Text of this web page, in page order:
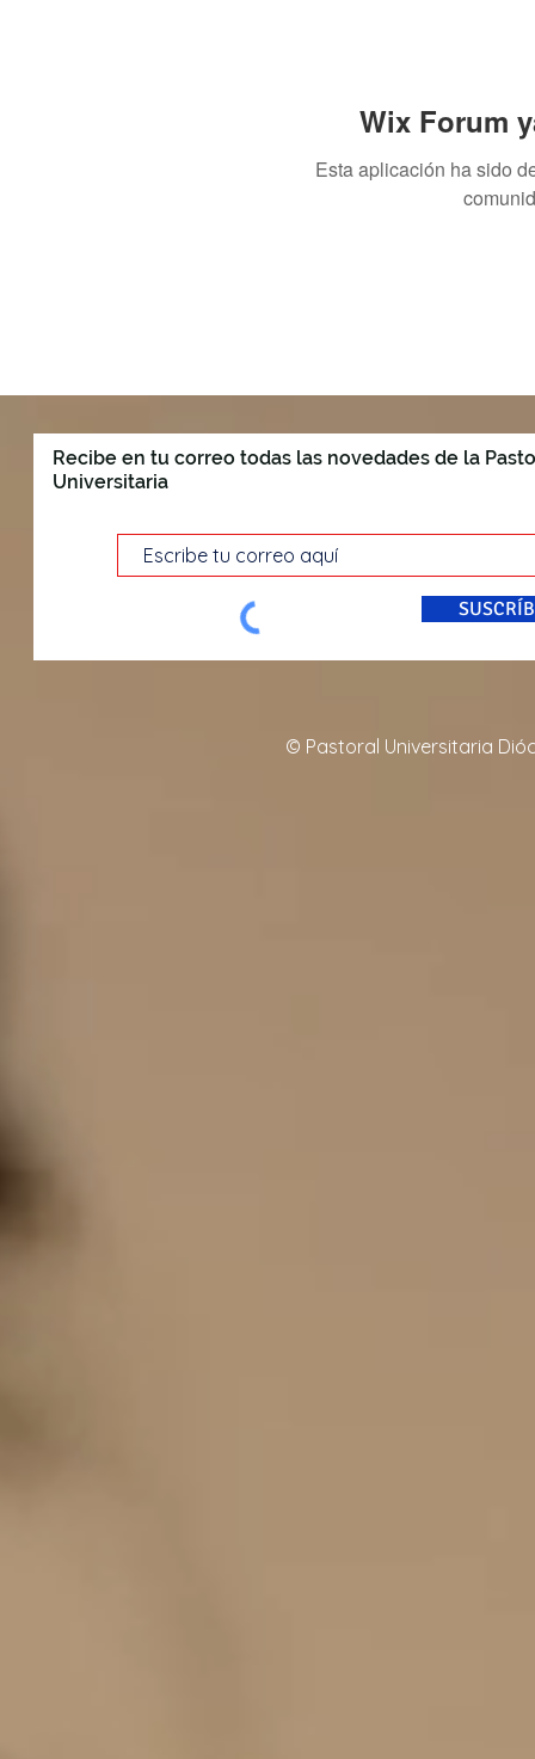
Wix Forum
Esta aplicación ha sido
Recibe en tu correo todas las novedades de la
Universitaria
© Pastoral Universitaria